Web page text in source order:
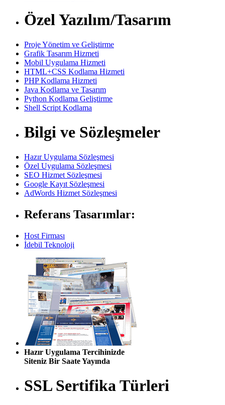
Özel Yazılım/Tasarım
Proje Yönetim ve Geliştirme
Grafik Tasarım Hizmeti
Mobil Uygulama Hizmeti
HTML+CSS Kodlama Hizmeti
PHP Kodlama Hizmeti
Java Kodlama ve Tasarım
Python Kodlama Geliştirme
Shell Script Kodlama
Bilgi ve Sözleşmeler
Hazır Uygulama Sözleşmesi
Özel Uygulama Sözleşmesi
SEO Hizmet Sözleşmesi
Google Kayıt Sözleşmesi
AdWords Hizmet Sözleşmesi
Referans Tasarımlar:
Host Firması
İdebil Teknoloji
Hazır Uygulama Tercihinizde
Siteniz Bir Saate Yayında
SSL Sertifika Türleri